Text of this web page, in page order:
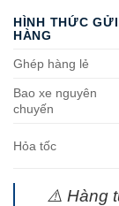
HÌNH THỨC GỬI
HÀNG
Ghép hàng lẻ
Bao xe nguyên
chuyến
Hỏa tốc
⚠️ Hàng